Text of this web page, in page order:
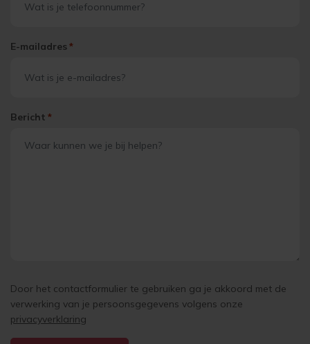
E-mailadres *
Bericht *
Door het contactformulier te gebruiken ga je akkoord met de
verwerking van je persoonsgegevens volgens onze
privacyverklaring